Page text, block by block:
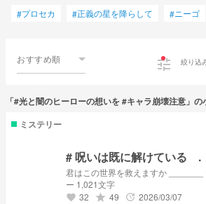
#プロセカ #正義の星を降らして #ニーゴ
おすすめ順 tune 絞り込
「#光と闇のヒーローの想いを #キャラ崩壊注意」
ミステリー
# 呪いは既に解けている .
君はこの世界を救えますか _______
ー 1,021文字
favorite 32 grade 49 update 2026/03/07